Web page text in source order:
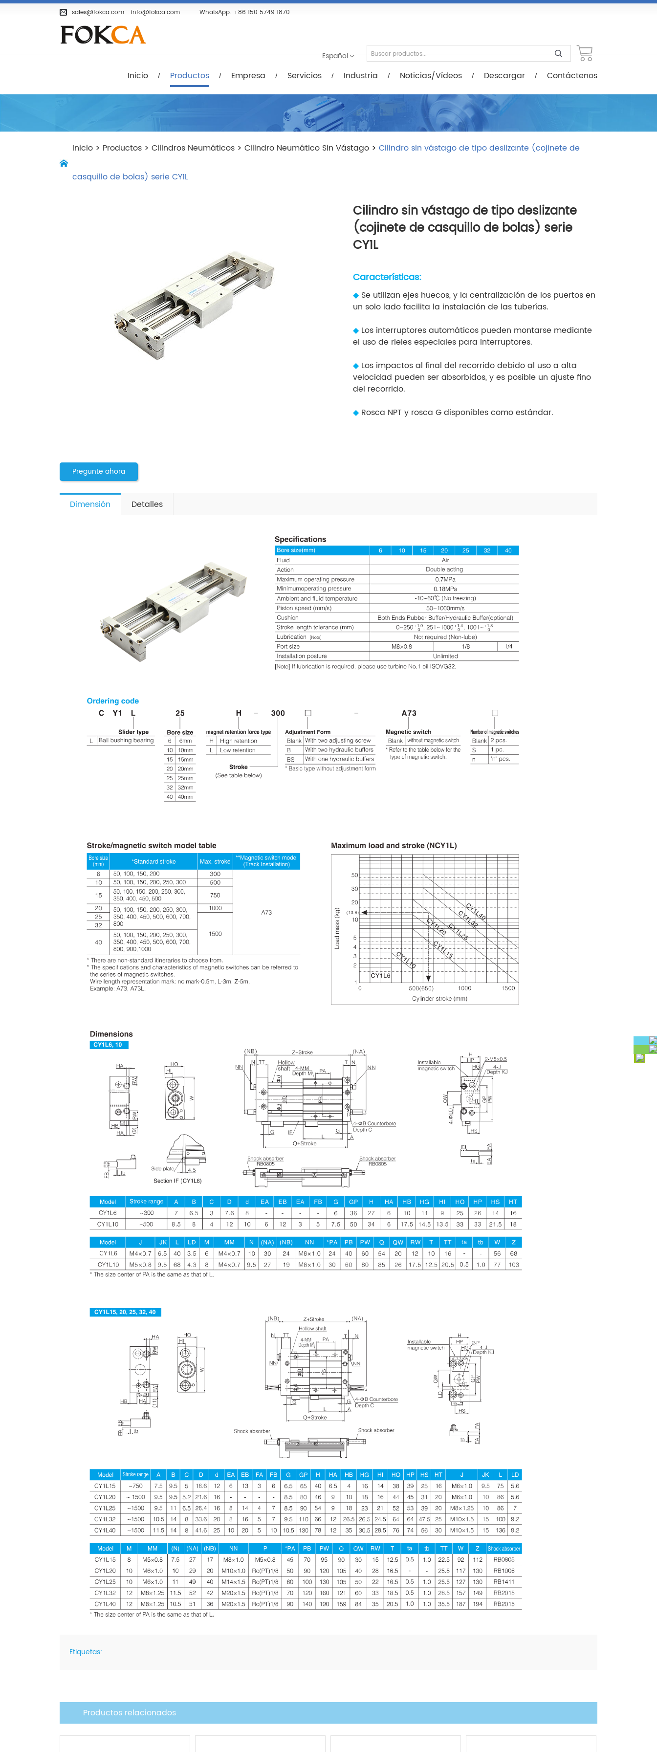
sales@fokca.com info@fokca.com WhatsApp: +86 150 5749 1870
Español
Inicio Productos Empresa Servicios Industria Noticias/Vídeos Descargar Contáctenos
Inicio Productos Empresa Servicios
Inicio > Productos > Cilindros Neumáticos > Cilindro Neumático Sin Vástago > Cilindro sin vástago de tipo deslizante (cojinete de
casquillo de bolas) serie CY1L
Cilindro sin vástago de tipo deslizante
(cojinete de casquillo de bolas) serie
CY1L
Características:
◆ Se utilizan ejes huecos, y la centralización de los puertos en
un solo lado facilita la instalación de las tuberías.
◆ Los interruptores automáticos pueden montarse mediante
el uso de rieles especiales para interruptores.
◆ Los impactos al final del recorrido debido al uso a alta
velocidad pueden ser absorbidos, y es posible un ajuste fino
del recorrido.
◆ Rosca NPT y rosca G disponibles como estándar.
Pregunte ahora
Dimensión Detalles
Etiquetas:
Productos relacionados